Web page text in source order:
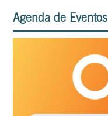
Agenda de Eventos